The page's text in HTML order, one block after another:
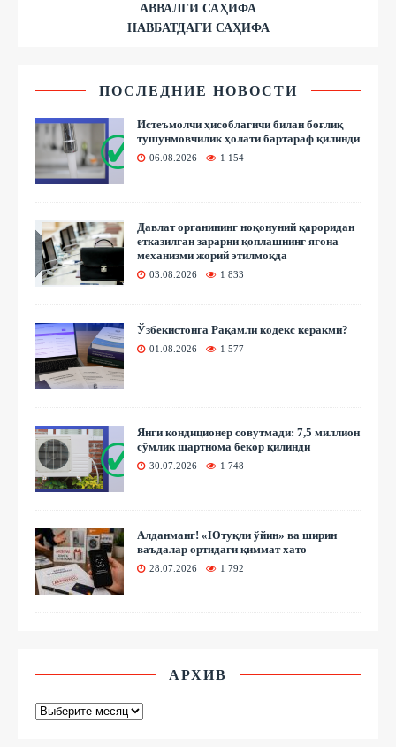
АВВАЛГИ САҲИФА
НАВБАТДАГИ САҲИФА
ПОСЛЕДНИЕ НОВОСТИ
Истеъмолчи ҳисоблагичи билан боғлиқ
тушунмовчилик ҳолати бартараф қилинди
06.08.2026 1 154
Давлат органининг ноқонуний қароридан
етказилган зарарни қоплашнинг ягона
механизми жорий этилмоқда
03.08.2026 1 833
Ўзбекистонга Рақамли кодекс керакми?
01.08.2026 1 577
Янги кондиционер совутмади: 7,5 миллион
сўмлик шартнома бекор қилинди
30.07.2026 1 748
Алданманг! «Ютуқли ўйин» ва ширин
ваъдалар ортидаги қиммат хато
28.07.2026 1 792
АРХИВ